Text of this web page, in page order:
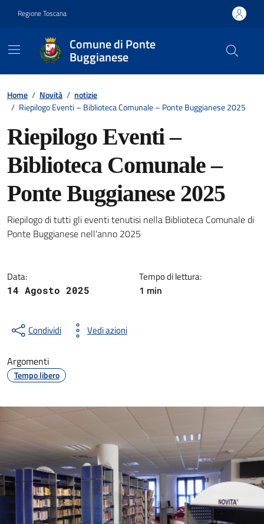
Regione Toscana
Comune di Ponte
Buggianese
Home / Novità / notizie
/ Riepilogo Eventi – Biblioteca Comunale – Ponte Buggianese 2025
Riepilogo Eventi –
Biblioteca Comunale –
Ponte Buggianese 2025
Dettagli della notizia
Riepilogo di tutti gli eventi tenutisi nella Biblioteca Comunale di
Ponte Buggianese nell'anno 2025
Data:
14 Agosto 2025
Tempo di lettura:
1 min
Condividi Vedi azioni
Argomenti
Tempo libero